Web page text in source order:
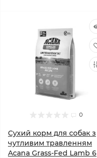
0
Сухий корм для собак з
чутливим травленням
Acana Grass-Fed Lamb 6